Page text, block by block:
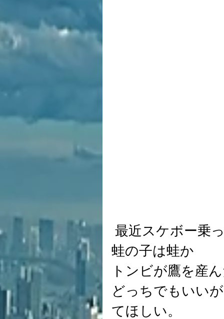
最近スケボー乗
蛙の子は蛙か
トンビが鷹を産
どっちでもいい
てほしい。